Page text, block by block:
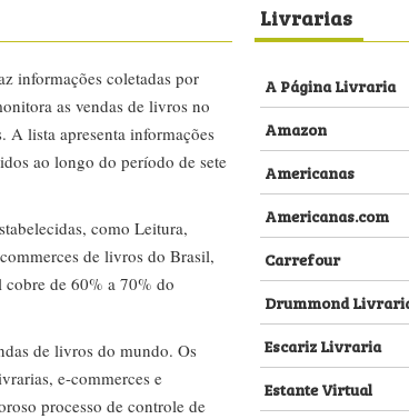
informações coletadas por
as vendas de livros no
lista apresenta informações
ao longo do período de sete
como Leitura,
de livros do Brasil,
de 60% a 70% do
de livros do mundo. Os
e-commerces e
processo de controle de
Livrarias
A Página Livraria
Amazon
Americanas
Americanas.com
Carrefour
Drummond
Escariz Livraria
Estante Virtual